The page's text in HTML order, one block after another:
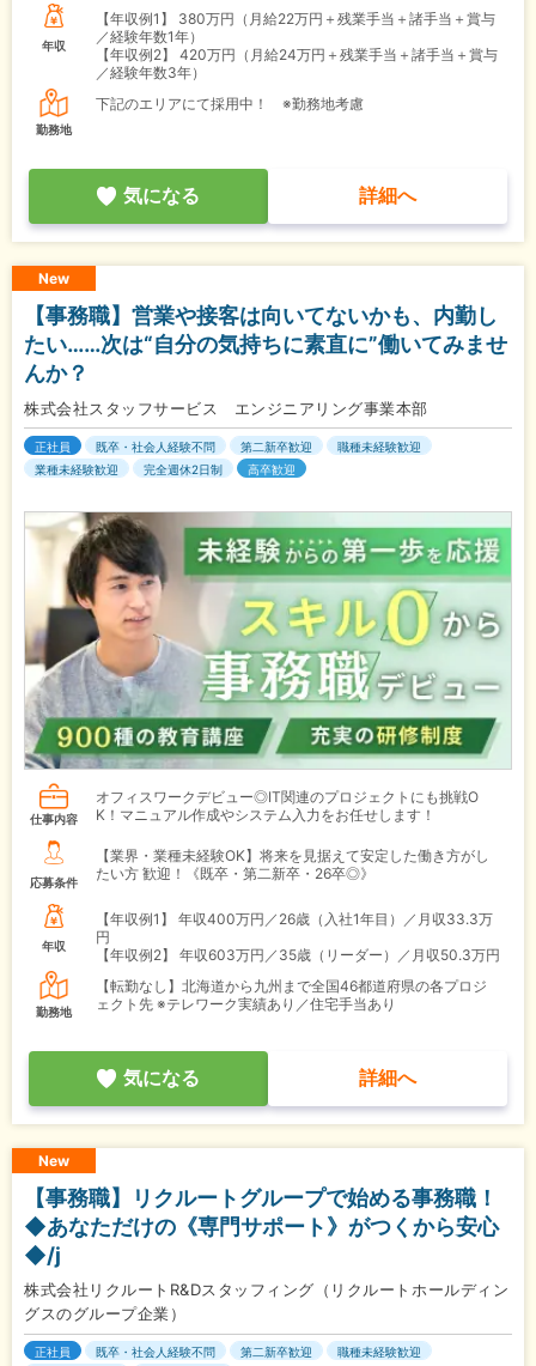
年収
【年収例1】
380万円（月給22万円＋残業手当＋諸手当＋賞与
／経験年数1年）
【年収例2】
420万円（月給24万円＋残業手当＋諸手当＋賞与
／経験年数3年）
勤務地
下記のエリアにて採用中！ ※勤務地考慮
気になる 詳細へ
New
【事務職】営業や接客は向いてないかも、内勤し
たい……次は“自分の気持ちに素直に”働いてみませ
んか？
株式会社スタッフサービス エンジニアリング事業本部
正社員 既卒・社会人経験不問 第二新卒歓迎
職種未経験歓迎
業種未経験歓迎
完全週休2日制 高卒歓迎
仕事内容
オフィスワークデビュー◎IT関連のプロジェクトにも挑戦O
K！マニュアル作成やシステム入力をお任せします！
応募条件
【業界・業種未経験OK】将来を見据えて安定した働き方がし
たい方 歓迎！《既卒・第二新卒・26卒◎》
年収
【年収例1】
年収400万円／26歳（入社1年目）／月収33.3万
円
【年収例2】
年収603万円／35歳（リーダー）／月収50.3万円
勤務地
【転勤なし】北海道から九州まで全国46都道府県の各プロジ
ェクト先 ※テレワーク実績あり／住宅手当あり
気になる 詳細へ
New
【事務職】リクルートグループで始める事務職！
◆あなただけの《専門サポート》がつくから安心
◆/j
株式会社リクルートR&Dスタッフィング（リクルートホールディン
グスのグループ企業）
正社員 既卒・社会人経験不問 第二新卒歓迎
職種未経験歓迎